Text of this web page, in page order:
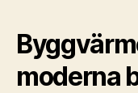
moderna